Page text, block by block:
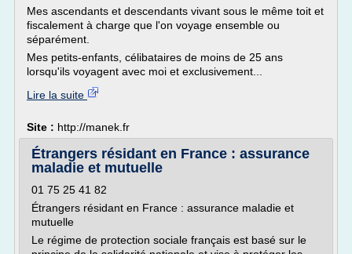
Mes ascendants et descendants vivant sous le même toit et
fiscalement à charge que l'on voyage ensemble ou
séparément.
Mes petits-enfants, célibataires de moins de 25 ans
lorsqu'ils voyagent avec moi et exclusivement...
Lire la suite
Site : http://manek.fr
Étrangers résidant en France : assurance
maladie et mutuelle
01 75 25 41 82
Étrangers résidant en France : assurance maladie et
mutuelle
Le régime de protection sociale français est basé sur le